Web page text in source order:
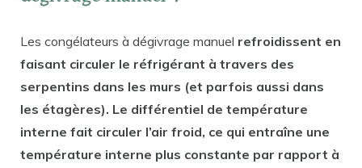
Les congélateurs à dégivrage manuel refroidissent en
faisant circuler le réfrigérant à travers des
serpentins dans les murs (et parfois aussi dans
les étagères). Le différentiel de température
interne fait circuler l’air froid, ce qui entraîne une
température interne plus constante par rapport à